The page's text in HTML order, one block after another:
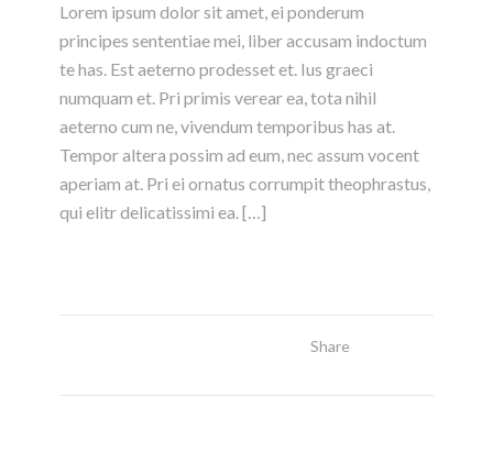
Lorem ipsum dolor sit amet, ei ponderum
principes sententiae mei, liber accusam indoctum
te has. Est aeterno prodesset et. Ius graeci
numquam et. Pri primis verear ea, tota nihil
aeterno cum ne, vivendum temporibus has at.
Tempor altera possim ad eum, nec assum vocent
aperiam at. Pri ei ornatus corrumpit theophrastus,
qui elitr delicatissimi ea. […]
Share